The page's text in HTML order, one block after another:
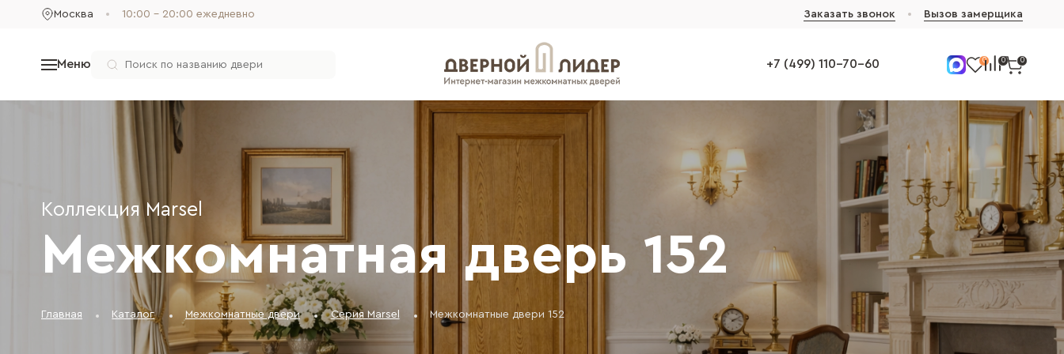
Москва 10:00 - 20:00 ежедневно Заказать звонок Вызов замерщика
Меню +7 (499) 110-70-60 0 0 0
Коллекция Marsel
Межкомнатная дверь 152
Главная Каталог Межкомнатные двери Серия Marsel Межкомнатные двери 152